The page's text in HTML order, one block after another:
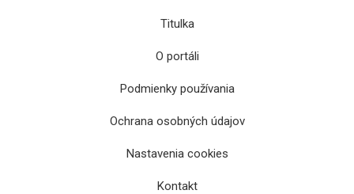
Titulka
O portáli
Podmienky používania
Ochrana osobných údajov
Nastavenia cookies
Kontakt